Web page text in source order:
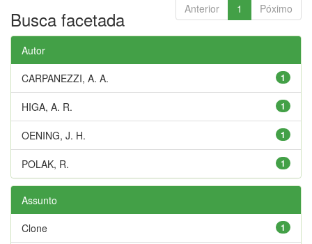
Anterior 1 Póximo
Busca facetada
Autor
1
CARPANEZZI, A. A.
1
HIGA, A. R.
1
OENING, J. H.
1
POLAK, R.
Assunto
1
Clone